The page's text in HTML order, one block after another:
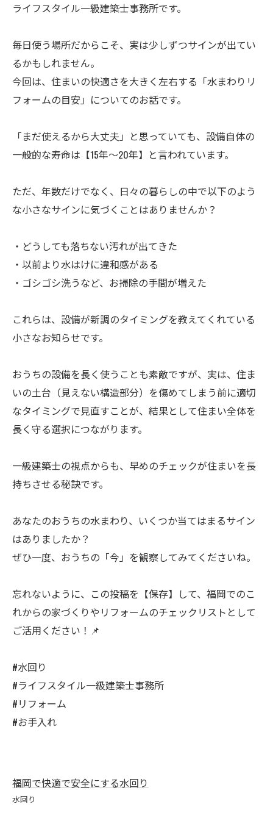
ライフスタイル一級建築士事務所です。
毎日使う場所だからこそ、実は少しずつサインが出てい
るかもしれません。
今回は、住まいの快適さを大きく左右する「水まわりリ
フォームの目安」についてのお話です。
「まだ使えるから大丈夫」と思っていても、設備自体の
一般的な寿命は【15年〜20年】と言われています。
ただ、年数だけでなく、日々の暮らしの中で以下のよう
な小さなサインに気づくことはありませんか？
・どうしても落ちない汚れが出てきた
・以前より水はけに違和感がある
・ゴシゴシ洗うなど、お掃除の手間が増えた
これらは、設備が新調のタイミングを教えてくれている
小さなお知らせです。
おうちの設備を長く使うことも素敵ですが、実は、住ま
いの土台（見えない構造部分）を傷めてしまう前に適切
なタイミングで見直すことが、結果として住まい全体を
長く守る選択につながります。
一級建築士の視点からも、早めのチェックが住まいを長
持ちさせる秘訣です。
あなたのおうちの水まわり、いくつか当てはまるサイン
はありましたか？
ぜひ一度、おうちの「今」を観察してみてくださいね。
忘れないように、この投稿を【保存】して、福岡でのこ
れからの家づくりやリフォームのチェックリストとして
ご活用ください！📌
#水回り
#ライフスタイル一級建築士事務所
#リフォーム
#お手入れ
福岡で快適で安全にする水回り
水回り